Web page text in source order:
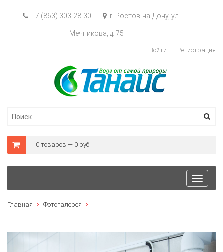
+7 (863) 303-28-30 г. Ростов-на-Дону, ул.
Мечникова, д. 75
Войти Регистрация
0 товаров — 0 руб.
Toggle
Главная Фотогалерея